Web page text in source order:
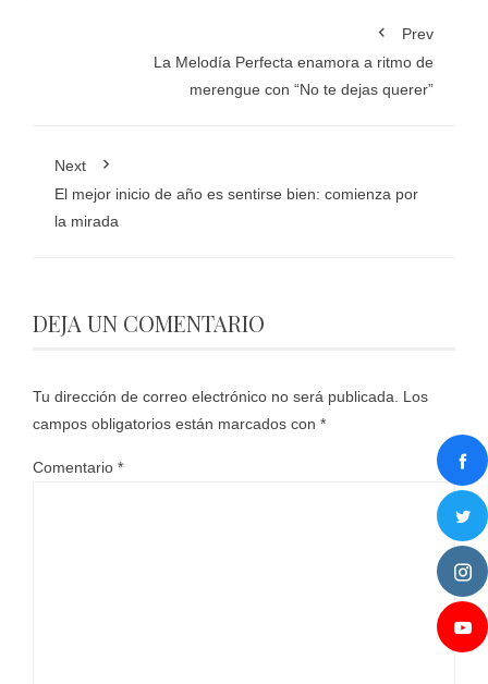
Prev
La Melodía Perfecta enamora a ritmo de
merengue con “No te dejas querer”
Next
El mejor inicio de año es sentirse bien: comienza por
la mirada
DEJA UN COMENTARIO
Tu dirección de correo electrónico no será publicada. Los
campos obligatorios están marcados con *
Comentario *